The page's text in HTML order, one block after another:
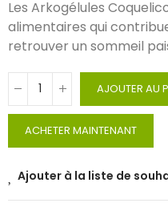
Les Arkogélules
alimentaires qui
retrouver un sommeil
AJOUTER AU
ACHETER MAINTENANT
Ajouter à la liste de